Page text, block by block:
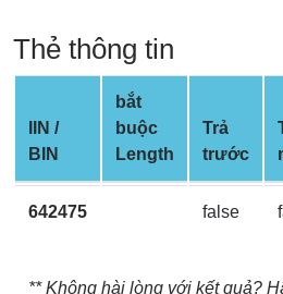
BIN
Generator
BIN
Checker
v2
BIN
CC
from
Thẻ thông tin
IIN /
BIN
bắt
buộc
Length
Trả
trước
642475 false
** Không hài lòng với kết quả?